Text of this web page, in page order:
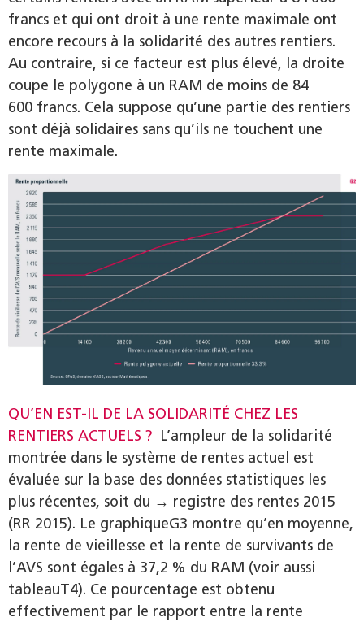
francs et qui ont droit à une rente maximale ont
encore recours à la solidarité des autres rentiers.
Au contraire, si ce facteur est plus élevé, la droite
coupe le polygone à un RAM de moins de 84
600 francs. Cela suppose qu’une partie des rentiers
sont déjà solidaires sans qu’ils ne touchent une
rente maximale.
QU’EN EST-IL DE LA SOLIDARITÉ CHEZ LES
RENTIERS ACTUELS ? L’ampleur de la solidarité
montrée dans le système de rentes actuel est
évaluée sur la base des données statistiques les
plus récentes, soit du → registre des rentes 2015
(RR 2015). Le graphiqueG3 montre qu’en moyenne,
la rente de vieillesse et la rente de survivants de
l’AVS sont égales à 37,2 % du RAM (voir aussi
tableauT4). Ce pourcentage est obtenu
effectivement par le rapport entre la rente